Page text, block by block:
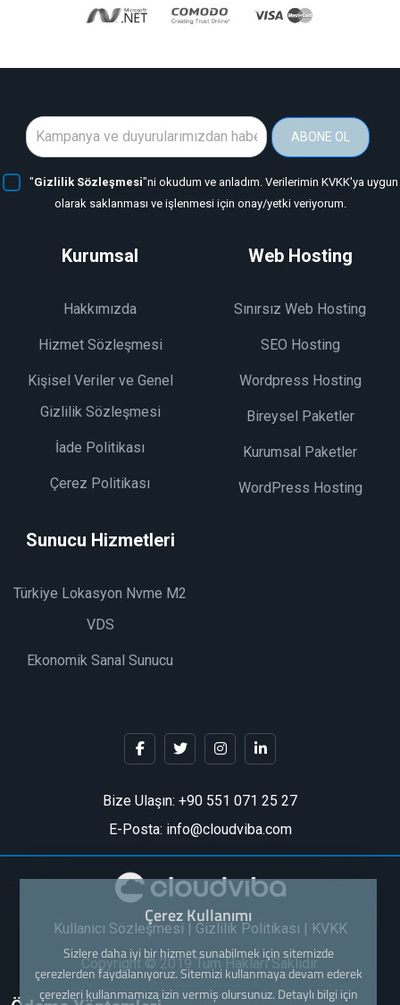
ABONE OL
"Gizlilik Sözleşmesi"ni okudum ve anladım. Verilerimin KVKK'ya uygun
olarak saklanması ve işlenmesi için onay/yetki veriyorum.
Kurumsal
Hakkımızda
Hizmet Sözleşmesi
Kişisel Veriler ve Genel
Gizlilik Sözleşmesi
İade Politikası
Çerez Politikası
Web Hosting
Sınırsız Web Hosting
SEO Hosting
Wordpress Hosting
Bireysel Paketler
Kurumsal Paketler
WordPress Hosting
Sunucu Hizmetleri
Türkiye Lokasyon Nvme M2
VDS
Ekonomik Sanal Sunucu
Bize Ulaşın: +90 551 071 25 27
E-Posta: info@cloudviba.com
Kullanıcı Sözleşmesi Gizlilik Politikası KVKK
Copyright © 2019 Tüm Hakları Saklıdır.
Çerez Kullanımı
Sizlere daha iyi bir hizmet sunabilmek için sitemizde
çerezlerden faydalanıyoruz. Sitemizi kullanmaya devam ederek
çerezleri kullanmamıza izin vermiş olursunuz. Detaylı bilgi için